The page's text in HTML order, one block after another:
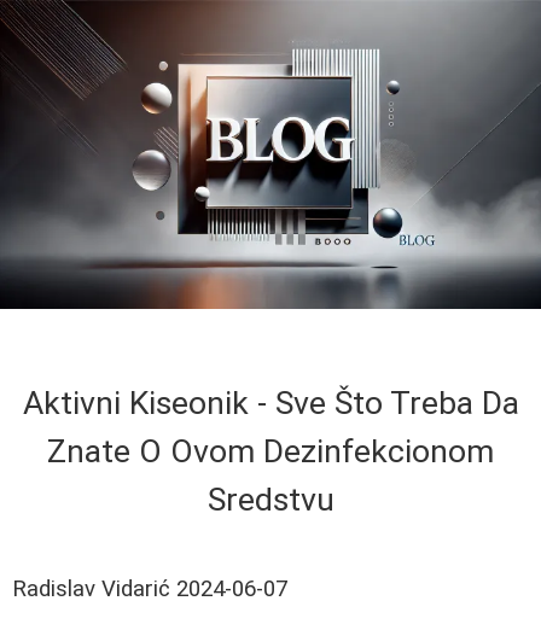
Aktivni Kiseonik - Sve Što Treba Da
Znate O Ovom Dezinfekcionom
Sredstvu
Radislav Vidarić 2024-06-07